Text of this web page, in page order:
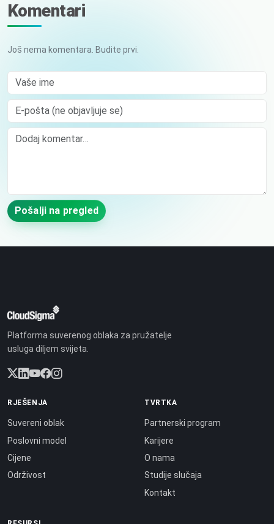
Komentari
Još nema komentara. Budite prvi.
Vaše ime
E-pošta (ne objavljuje se)
Comment
Pošalji na pregled
Platforma suverenog oblaka za pružatelje
usluga diljem svijeta.
RJEŠENJA
Suvereni oblak
Poslovni model
Cijene
Održivost
TVRTKA
Partnerski program
Karijere
O nama
Studije slučaja
Kontakt